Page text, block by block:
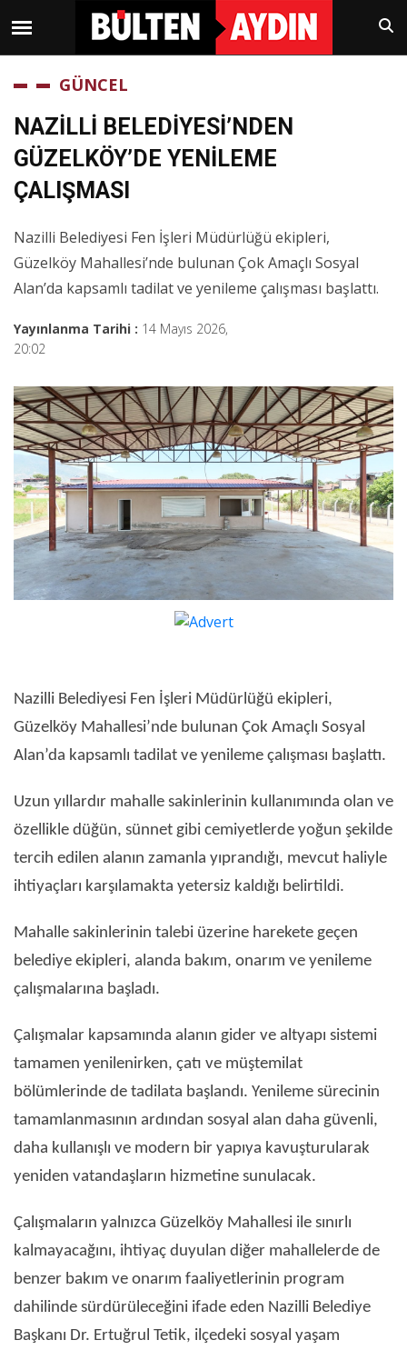
GÜNCEL
NAZİLLİ BELEDİYESİ’NDEN
GÜZELKÖY’DE YENİLEME
ÇALIŞMASI
Nazilli Belediyesi Fen İşleri Müdürlüğü ekipleri,
Güzelköy Mahallesi’nde bulunan Çok Amaçlı Sosyal
Alan’da kapsamlı tadilat ve yenileme çalışması başlattı.
Yayınlanma Tarihi : 14 Mayıs 2026,
20:02
Nazilli Belediyesi Fen İşleri Müdürlüğü ekipleri,
Güzelköy Mahallesi’nde bulunan Çok Amaçlı Sosyal
Alan’da kapsamlı tadilat ve yenileme çalışması başlattı.
Uzun yıllardır mahalle sakinlerinin kullanımında olan ve
özellikle düğün, sünnet gibi cemiyetlerde yoğun şekilde
tercih edilen alanın zamanla yıprandığı, mevcut haliyle
ihtiyaçları karşılamakta yetersiz kaldığı belirtildi.
Mahalle sakinlerinin talebi üzerine harekete geçen
belediye ekipleri, alanda bakım, onarım ve yenileme
çalışmalarına başladı.
Çalışmalar kapsamında alanın gider ve altyapı sistemi
tamamen yenilenirken, çatı ve müştemilat
bölümlerinde de tadilata başlandı. Yenileme sürecinin
tamamlanmasının ardından sosyal alan daha güvenli,
daha kullanışlı ve modern bir yapıya kavuşturularak
yeniden vatandaşların hizmetine sunulacak.
Çalışmaların yalnızca Güzelköy Mahallesi ile sınırlı
kalmayacağını, ihtiyaç duyulan diğer mahallelerde de
benzer bakım ve onarım faaliyetlerinin program
dahilinde sürdürüleceğini ifade eden Nazilli Belediye
Başkanı Dr. Ertuğrul Tetik, ilçedeki sosyal yaşam